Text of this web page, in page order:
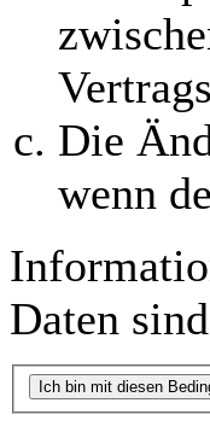
Die
wenn
Daten